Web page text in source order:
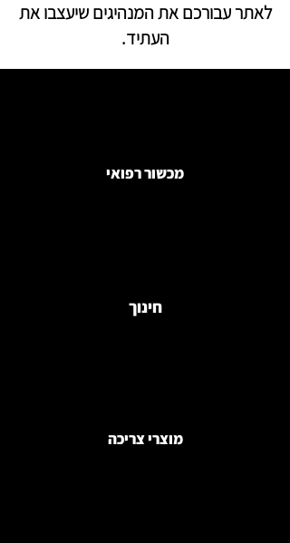
לאתר עבורכם את המנהיגים שיעצבו את
העתיד.
מכשור רפואי
חינוך
מוצרי צריכה